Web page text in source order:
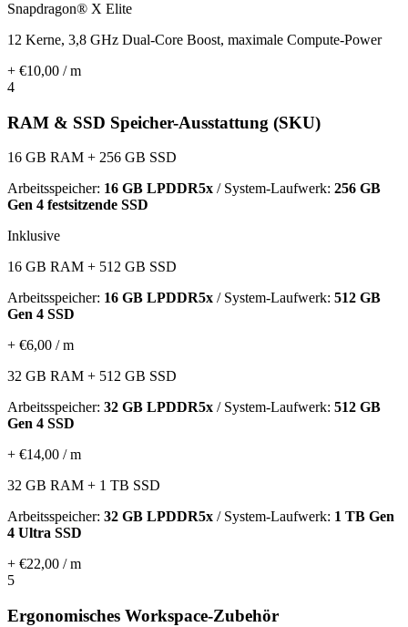
Snapdragon® X Elite
12 Kerne, 3,8 GHz Dual-Core Boost, maximale Compute-Power
+ €10,00 / m
4
RAM & SSD Speicher-Ausstattung (SKU)
16 GB RAM + 256 GB SSD
Arbeitsspeicher: 16 GB LPDDR5x / System-Laufwerk: 256 GB
Gen 4 festsitzende SSD
Inklusive
16 GB RAM + 512 GB SSD
Arbeitsspeicher: 16 GB LPDDR5x / System-Laufwerk: 512 GB
Gen 4 SSD
+ €6,00 / m
32 GB RAM + 512 GB SSD
Arbeitsspeicher: 32 GB LPDDR5x / System-Laufwerk: 512 GB
Gen 4 SSD
+ €14,00 / m
32 GB RAM + 1 TB SSD
Arbeitsspeicher: 32 GB LPDDR5x / System-Laufwerk: 1 TB Gen
4 Ultra SSD
+ €22,00 / m
5
Ergonomisches Workspace-Zubehör